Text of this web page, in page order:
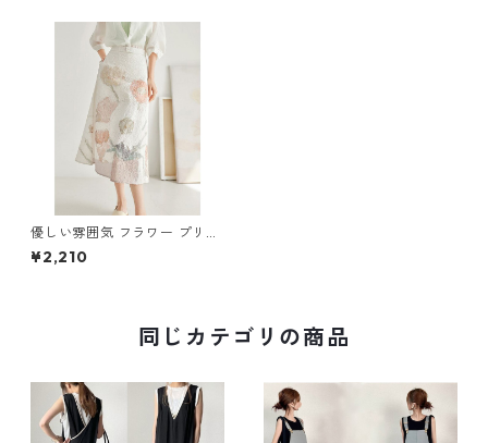
優しい雰囲気 フラワー プリン
トスカート m-340
¥2,210
同じカテゴリの商品